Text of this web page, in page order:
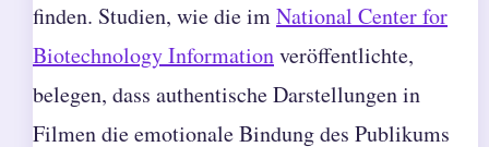
finden. Studien, wie die imNational Center for
Biotechnology Informationveröffentlichte,
belegen, dass authentische Darstellungen in
Filmen die emotionale Bindung des Publikums